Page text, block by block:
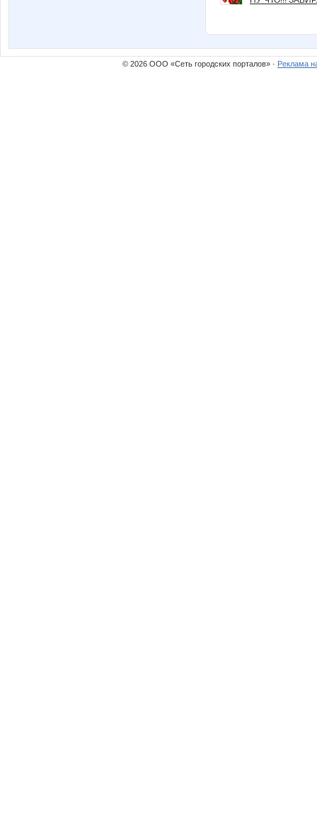
© 2026 ООО «Сеть городских порталов» · Реклама